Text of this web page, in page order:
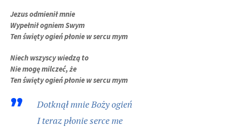
Jezus odmienił mnie
Wypełnił ogniem Swym
Ten święty ogień płonie w sercu mym
Niech wszyscy wiedzą to
Nie mogę milczeć, że
Ten święty ogień płonie w sercu mym
Dotknął mnie Boży ogień
I teraz płonie serce me